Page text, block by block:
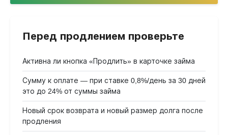
Перед продлением проверьте
Активна ли кнопка «Продлить» в карточке займа
Сумму к оплате — при ставке 0,8%/день за 30 дней
это до 24% от суммы займа
Новый срок возврата и новый размер долга после
продления